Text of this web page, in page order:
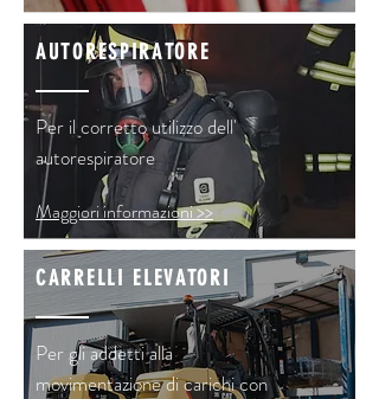
AUTORESPIRATORE
Per il corretto utilizzo dell'
autorespiratore
Maggiori informazioni >>
CARRELLI ELEVATORI
Per gli addetti alla
movimentazione di carichi con